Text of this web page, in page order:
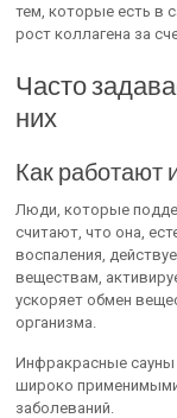
тем, которые есть в
рост коллагена за
Часто
них
Как работают
Люди, которые
считают, что она,
воспаления,
веществам,
ускоряет обмен
организма.
Инфракрасные
широко применимыми
заболеваний.